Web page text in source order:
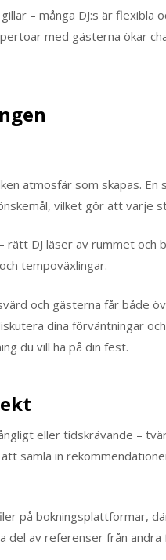
– många DJ:s är flexibla
med gästerna ökar
atmosfär som skapas. En
vilket gör att varje
DJ läser av rummet och
tempoväxlingar.
och gästerna får både
dina förväntningar och
du vill ha på din fest.
eller tidskrävande –
samla in
på bokningsplattformar,
del av referenser från